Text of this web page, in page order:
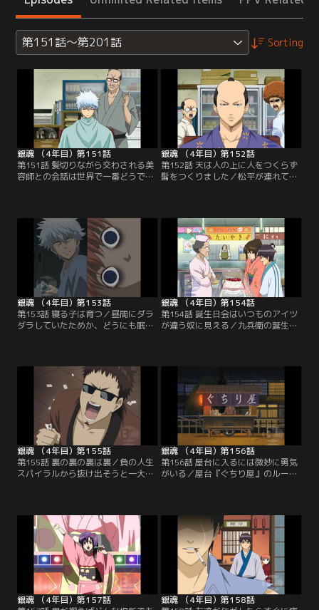
第151話～第201話 Sorting
銀魂 （4年目）第151話
第151話 髪切りながら交わされる美
容師との会話は世界で一番どうでも
リスマ美容院の様子をのぞいてみる
と、人だかりの中に入店拒否されて
いる近藤の姿が。彼はこちらの髪結
床に向かってくるが、銀時たちは散
髪できないし何より気まずい…。
【提供：バンダイチャンネル】
銀魂 （4年目）第152話
第152話 天は人の上に人をつくらず
髷をつくりました／松平が連れてき
思わず嘔吐、すると将軍様の額に未
消化のナルトが貼り付いてしまう。
仕方なくカミソリを当てて外そうと
するが、手元が狂って髷を切り落と
してしまう！ なんとかごまかそうと
する銀時は…。【提供：バンダイチ
ャンネル】
銀魂 （4年目）第153話
第153話 寝る子は育つ／昼間にダラ
ダラしていたためか、どうにも眠れ
合わされる銀時までも目がバッチリ
冴えてきてしまう。運動＆満腹が安
眠を導くという銀時に従って、神楽
は夜中のジョギング町内50周、そし
て一升飯とトライするが…。【提
供：バンダイチャンネル】
銀魂 （4年目）第154話
第154話 誕生日会はいつものアイツ
が違う奴に見える／九兵衛の誕生パ
らゆる分野の著名人が。自分たちは
場違いなのではと心配になってくる
二人。見ると、向こうのテーブルで
銀時や桂たちがパーティーそっちの
けで大騒ぎしていて…。【提供：バ
ンダイチャンネル】
銀魂 （4年目）第155話
第155話 裏の裏の裏は裏／負の人生
スパイラルから抜け出そうと一大決
考えるのが面倒でテキトーに張る銀
時。結果はどちらも惨敗で、帰りの
電車賃さえ無くしてしまう。二人は
着物を質に入れ、最後の300円を握
りしめて起死回生の勝負に挑む…！
【提供：バンダイチャンネル】
銀魂 （4年目）第156話
第156話 屋台に入るには微妙に勇気
がいる／屋台『ぐちり屋』のルール
は甘党で気だるそうな侍、次にマヨ
侍、最後にゴリさん（仮名）。しか
し店の親父が彼らのいつものグチを
代弁してしまい、一同は慌てふため
く。そこにもう一人、見知った女性
がやってきて…。【提供：バンダイ
チャンネル】
銀魂 （4年目）第157話
銀魂 （4年目）第158話